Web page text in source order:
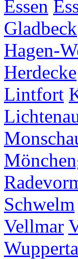
Essen
Gladbeck
Hagen-
Herdecke
Lintfort
Schwelm
Vellmar